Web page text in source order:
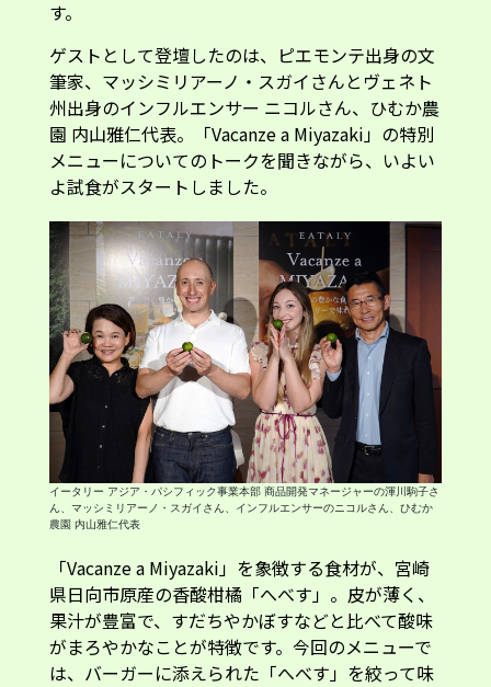
筆家、マッシミリアーノ・スガイさんとヴェネト
州出身のインフルエンサー ニコルさん、ひむか農
園 内山雅仁代表。「Vacanze a Miyazaki」の特別
メニューについてのトークを聞きながら、いよい
よ試食がスタートしました。
イータリー アジア・パシフィック事業本部 商品開発マネージャーの渾川駒子さ
ん、マッシミリアーノ・スガイさん、インフルエンサーのニコルさん、ひむか
農園 内山雅仁代表
「Vacanze a Miyazaki」を象徴する食材が、宮崎
果汁が豊富で、すだちやかぼすなどと比べて酸味
がまろやかなことが特徴です。今回のメニューで
は、バーガーに添えられた「へべす」を絞って味
わうことで、普通のバーガーとの「味変」が楽し
めます。